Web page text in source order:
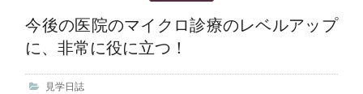
今後の医院のマイクロ診療のレベルアップ
に、非常に役に立つ！
見学日誌